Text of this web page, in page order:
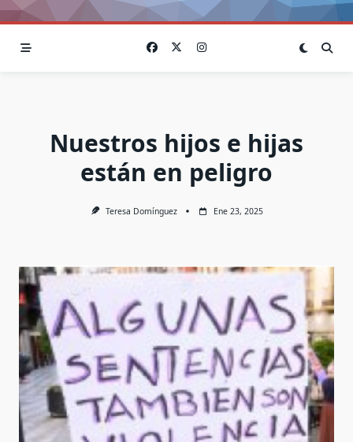
Nuestros hijos e hijas
están en peligro
Teresa Domínguez Ene 23, 2025